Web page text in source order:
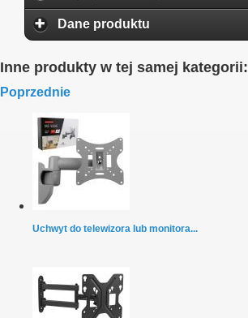
Dane produktu
Inne produkty w tej samej kategorii:
Poprzednie
Uchwyt do telewizora lub monitora...